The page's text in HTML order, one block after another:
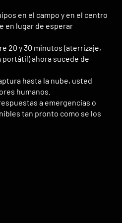
en el campo y en el centro
en lugar de esperar
20 y 30 minutos (aterrizaje,
ahora sucede de
hasta la nube, usted
humanos.
a emergencias o
tan pronto como se los